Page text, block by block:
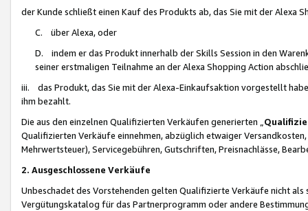
der Kunde schließt einen Kauf des Produkts ab, das Sie mit der Alexa
C. über Alexa, oder
D. indem er das Produkt innerhalb der Skills Session in den
seiner erstmaligen Teilnahme an der Alexa Shopping Action
iii. das Produkt, das Sie mit der Alexa-Einkaufsaktion vorgestellt
ihm bezahlt.
Die aus den einzelnen Qualifizierten Verkäufen generierten „
Qualifizierten Verkäufe einnehmen, abzüglich etwaiger
Mehrwertsteuer), Servicegebühren, Gutschriften, Preisnachlässe,
2. Ausgeschlossene Verkäufe
Unbeschadet des Vorstehenden gelten Qualifizierte Verkäufe nicht
Vergütungskatalog für das Partnerprogramm oder andere